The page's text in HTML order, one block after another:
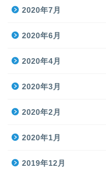
2020年7月
2020年6月
2020年4月
2020年3月
2020年2月
2020年1月
2019年12月